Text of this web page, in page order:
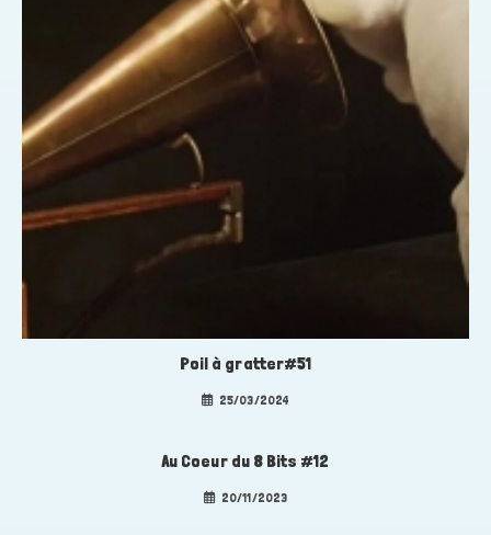
Poil à gratter#51
25/03/2024
Au Coeur du 8 Bits #12
20/11/2023